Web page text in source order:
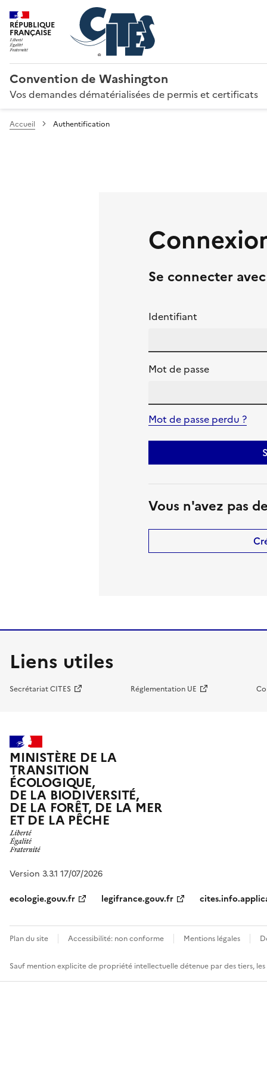
RÉPUBLIQUE
FRANÇAISE
Convention de Washington
Vos demandes dématérialisées de permis et certificats
Accueil Authentification
Se connecter
Identifiant
Mot de passe
Mot de passe perdu ?
Vous n'avez pas
Liens utiles
Secrétariat CITES Réglementation UE
MINISTÈRE DE LA
TRANSITION
ÉCOLOGIQUE,
DE LA BIODIVERSITÉ,
DE LA FORÊT, DE LA MER
ET DE LA PÊCHE
Version 3.3.1 17/07/2026
ecologie.gouv.fr
legifrance.gouv.fr
Plan du site Accessibilité: non conforme Mentions légales
Sauf mention explicite de propriété intellectuelle détenue par des tiers,